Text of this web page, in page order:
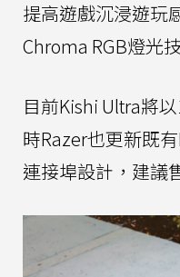
提高遊戲沉浸遊玩
Chroma RGB燈光
目前Kishi Ultra將
時Razer也更新既
連接埠設計，建議